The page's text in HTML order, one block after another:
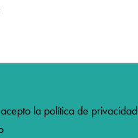
la política de privacidad